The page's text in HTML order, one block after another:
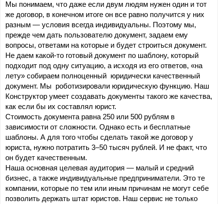
Мы понимаем, что даже если двум людям нужен один и тот
же договор, в конечном итоге он все равно получится у них
разным — условия всегда индивидуальны. Поэтому мы,
прежде чем дать пользователю документ, задаем ему
вопросы, ответами на которые и будет строиться документ.
Не даем какой-то готовый документ по шаблону, который
подходит под одну ситуацию, а исходя из его ответов, «на
лету» собираем полноценный  юридически качественный
документ. Мы  роботизировали юридическую функцию. Наш
Конструктор умеет создавать документы такого же качества,
как если бы их составлял юрист.
Стоимость документа равна 250 или 500 рублям в
зависимости от сложности. Однако есть и бесплатные
шаблоны. А для того чтобы сделать такой же договор у
юриста, нужно потратить 3–50 тысяч рублей. И не факт, что
он будет качественным.
Наша основная целевая аудитория — малый и средний
бизнес, а также индивидуальные предприниматели. Это те
компании, которые по тем или иным причинам не могут себе
позволить держать штат юристов. Наш сервис не только